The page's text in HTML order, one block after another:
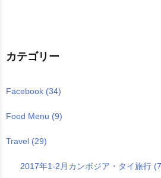
カテゴリー
Facebook (34)
Food Menu (9)
Travel (29)
2017年1-2月カンボジア・タイ旅行